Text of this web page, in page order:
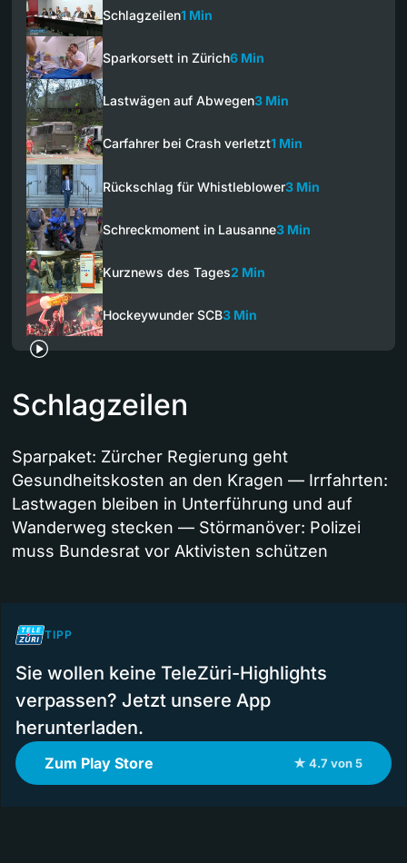
Schlagzeilen1 Min
Sparkorsett in Zürich6 Min
Lastwägen auf Abwegen3 Min
Carfahrer bei Crash verletzt1 Min
Rückschlag für Whistleblower3 Min
Schreckmoment in Lausanne3 Min
Kurznews des Tages2 Min
Hockeywunder SCB3 Min
Schlagzeilen
Sparpaket: Zürcher Regierung geht
Gesundheitskosten an den Kragen — Irrfahrten:
Lastwagen bleiben in Unterführung und auf
Wanderweg stecken — Störmanöver: Polizei
muss Bundesrat vor Aktivisten schützen
TIPP
Sie wollen keine TeleZüri-Highlights
verpassen? Jetzt unsere App
herunterladen.
Zum Play Store ★ 4.7 von 5